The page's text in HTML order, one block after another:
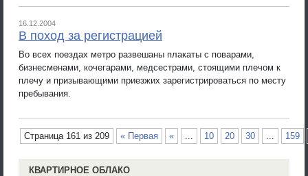
16.12.2004
В поход за регистрацией
Во всех поездах метро развешаны плакаты с поварами,
бизнесменами, кочегарами, медсестрами, стоящими плечом к
плечу и призывающими приезжих зарегистрироваться по месту
пребывания.
Страница 161 из 209 « Первая « ... 10 20 30 ... 159
КВАРТИРНОЕ ОБЛАКО